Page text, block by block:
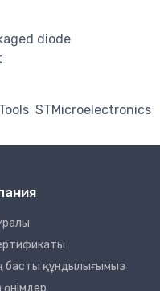
diode
STMicroelectronics
басты құндылығымыз